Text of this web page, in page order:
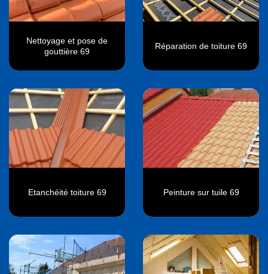
Nettoyage et pose de
gouttière 69
Réparation de toiture 69
Etanchéité toiture 69 Peinture sur tuile 69